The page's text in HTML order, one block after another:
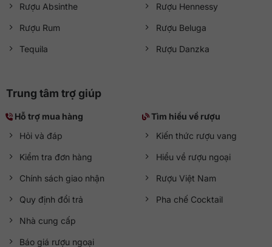
Rượu Absinthe
Rượu Rum
Tequila
Rượu Hennessy
Rượu Beluga
Rượu Danzka
Trung tâm trợ giúp
Hỗ trợ mua hàng
Hỏi và đáp
Kiểm tra đơn hàng
Chính sách giao nhận
Quy định đổi trả
Nhà cung cấp
Báo giá rượu ngoại
Tìm hiểu về rượu
Kiến thức rượu vang
Hiểu về rượu ngoại
Rượu Việt Nam
Pha chế Cocktail